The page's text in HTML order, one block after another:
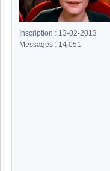
Inscription : 13-02-2013
Messages : 14 051